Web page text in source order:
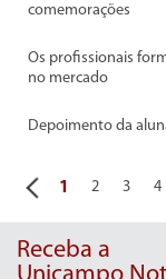
comemorações
Os profissionais
no mercado
Depoimento da
1 2 3 4
Receba a